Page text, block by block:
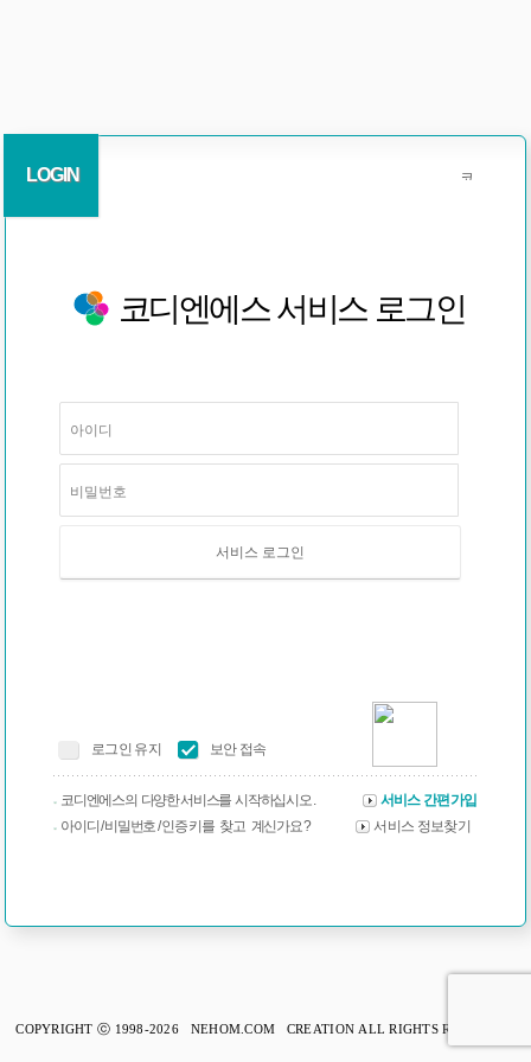
LOGIN
코디엔에스 서비스 로그인
서비스 로그인
로그인 유지 보안 접속
코디엔에스의 다양한 서비스를 시작하십시오 .
서비스 간편가입
아이디 / 비밀번호 / 인증 키를 찾고 계신가요 ?
서비스 정보찾기
COPYRIGHT ⓒ 1998-2026 NEHOM.COM CREATION ALL RIGHTS RESERVED.